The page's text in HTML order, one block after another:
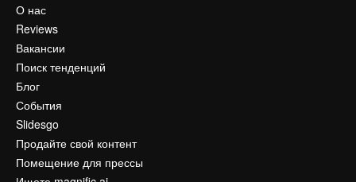
О нас
Reviews
Вакансии
Поиск тенденций
Блог
События
Slidesgo
Продайте свой контент
Помещение для прессы